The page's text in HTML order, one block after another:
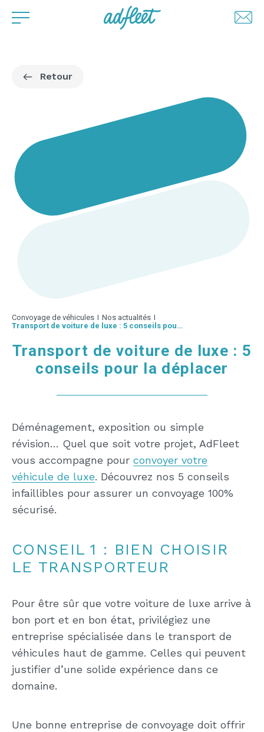
Retour
Convoyage de véhicules I Nos actualités I
Transport de voiture de luxe : 5 conseils pour la déplacer
Transport de voiture de luxe : 5
conseils pour la déplacer
Déménagement, exposition ou simple
révision… Quel que soit votre projet, AdFleet
vous accompagne pour convoyer votre
véhicule de luxe. Découvrez nos 5 conseils
infaillibles pour assurer un convoyage 100%
sécurisé.
CONSEIL 1 : BIEN CHOISIR
LE TRANSPORTEUR
Pour être sûr que votre voiture de luxe arrive à
bon port et en bon état, privilégiez une
entreprise spécialisée dans le transport de
véhicules haut de gamme. Celles qui peuvent
justifier d’une solide expérience dans ce
domaine.
Une bonne entreprise de convoyage doit offrir